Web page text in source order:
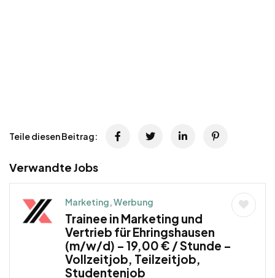
Teile diesen Beitrag:
Verwandte Jobs
Marketing, Werbung
Trainee in Marketing und
Vertrieb für Ehringshausen
(m/w/d) – 19,00 € / Stunde –
Vollzeitjob, Teilzeitjob,
Studentenjob